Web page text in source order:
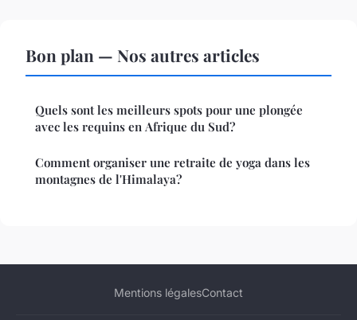
Bon plan — Nos autres articles
Quels sont les meilleurs spots pour une plongée
avec les requins en Afrique du Sud?
Comment organiser une retraite de yoga dans les
montagnes de l'Himalaya?
Mentions légalesContact